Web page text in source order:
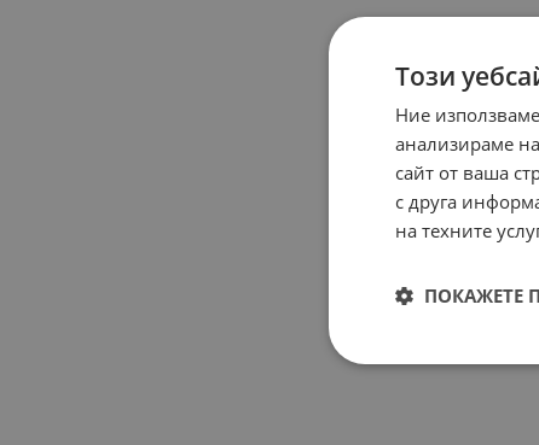
Този
Ние
анализираме
сайт от ваша
с друга
на техните
ПОКАЖЕТЕ